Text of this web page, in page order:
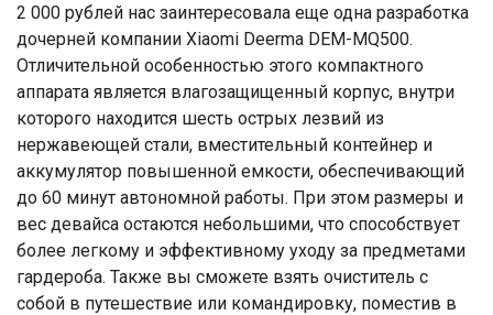
2 000 рублей нас заинтересовала еще одна разработка
дочерней компании Xiaomi Deerma DEM-MQ500.
Отличительной особенностью этого компактного
аппарата является влагозащищенный корпус, внутри
которого находится шесть острых лезвий из
нержавеющей стали, вместительный контейнер и
аккумулятор повышенной емкости, обеспечивающий
до 60 минут автономной работы. При этом размеры и
вес девайса остаются небольшими, что способствует
более легкому и эффективному уходу за предметами
гардероба. Также вы сможете взять очиститель с
собой в путешествие или командировку, поместив в